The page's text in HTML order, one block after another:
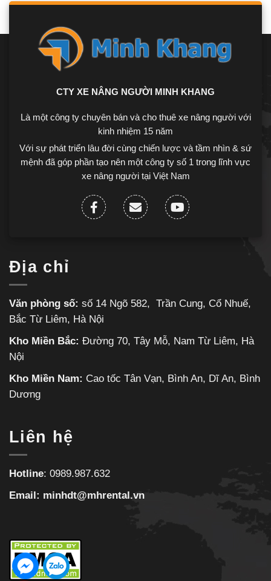
CTY XE NÂNG NGƯỜI MINH KHANG
Là một công ty chuyên bán và cho thuê xe nâng người với
kinh nhiệm 15 năm
Với sự phát triển lâu đời cùng chiến lược và tầm nhìn & sứ
mệnh đã góp phần tạo nên một công ty số 1 trong lĩnh vực
xe nâng người tại Việt Nam
Địa chỉ
Văn phòng số: số 14 Ngõ 582, Trần Cung, Cổ Nhuế,
Bắc Từ Liêm, Hà Nội
Kho Miền Bắc: Đường 70, Tây Mỗ, Nam Từ Liêm, Hà
Nội
Kho Miền Nam: Cao tốc Tân Vạn, Bình An, Dĩ An, Bình
Dương
Liên hệ
Hotline: 0989.987.632
Email: minhdt@mhrental.vn